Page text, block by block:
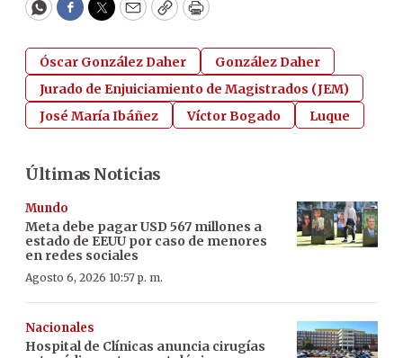
WhatsApp
Facebook
Twitter
EmailCopyPrint
Óscar González Daher
González Daher
Jurado de Enjuiciamiento de Magistrados (JEM)
José María Ibáñez
Víctor Bogado Luque
Últimas Noticias
Mundo
Meta debe pagar USD 567 millones a
estado de EEUU por caso de menores
en redes sociales
Agosto 6, 2026 10:57 p. m.
Nacionales
Hospital de Clínicas anuncia cirugías